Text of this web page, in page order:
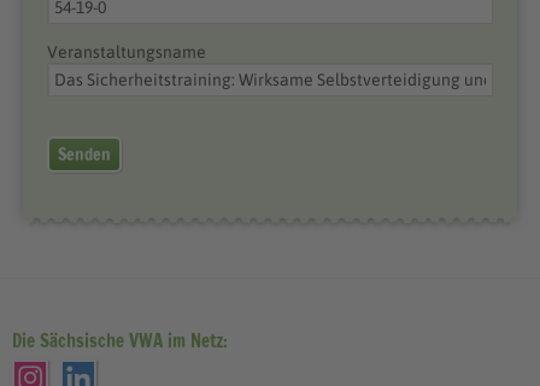
Veranstaltungsname
Senden
Die Sächsische VWA im Netz: